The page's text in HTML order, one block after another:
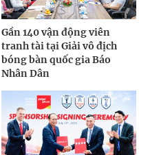
Gần 140 vận động viên
tranh tài tại Giải vô địch
bóng bàn quốc gia Báo
Nhân Dân